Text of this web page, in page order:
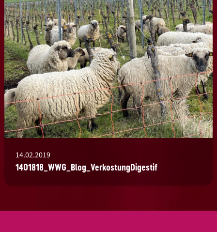
14.02.2019
1401818_WWG_Blog_VerkostungDigestif